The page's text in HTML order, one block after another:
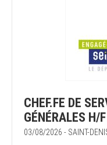
CHEF.FE DE
GÉNÉRALES H/F
03/08/2026 - SAINT-